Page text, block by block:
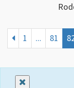
1 ... 81